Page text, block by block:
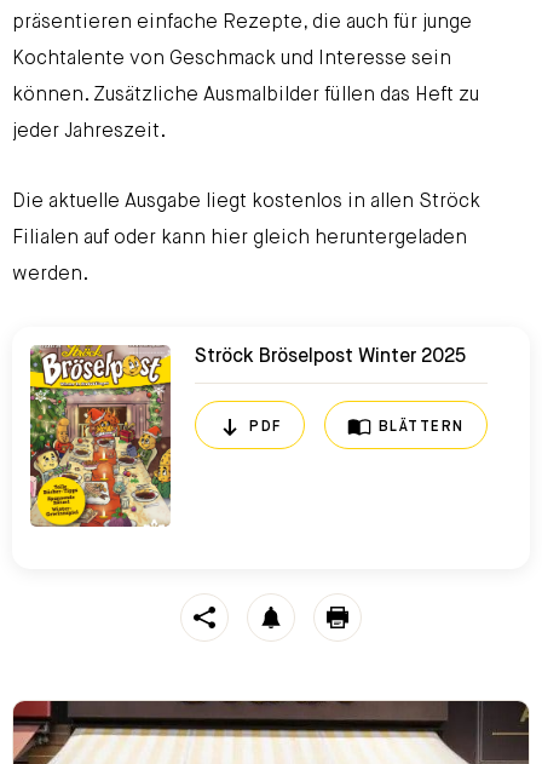
https://stroeck.at/neuigkeiten/die-strock-broeselpost-
Toogle share
notification
print
präsentieren einfache Rezepte, die auch für junge
Kochtalente von Geschmack und Interesse sein
können. Zusätzliche Ausmalbilder füllen das Heft zu
jeder Jahreszeit.
Die aktuelle Ausgabe liegt kostenlos in allen Ströck
Filialen auf oder kann hier gleich heruntergeladen
werden.
Ströck Bröselpost Winter 2025
PDF BLÄTTERN